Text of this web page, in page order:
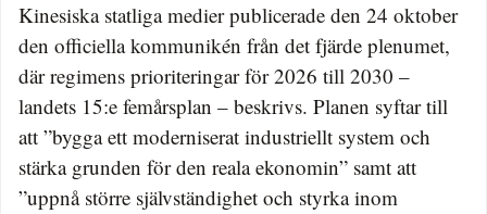
Kinesiska statliga medier publicerade den 24 oktober
den officiella kommunikén från det fjärde plenumet,
där regimens prioriteringar för 2026 till 2030 –
landets 15:e femårsplan – beskrivs. Planen syftar till
att ”bygga ett moderniserat industriellt system och
stärka grunden för den reala ekonomin” samt att
”uppnå större självständighet och styrka inom